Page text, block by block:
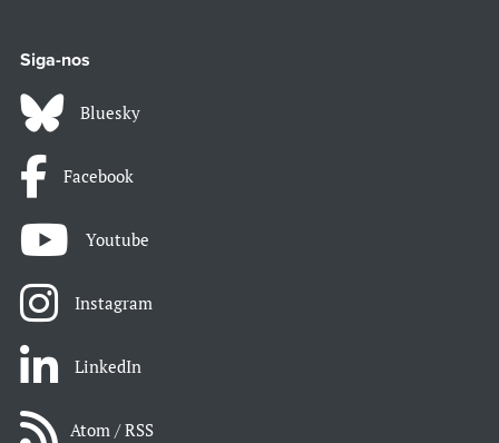
Siga-nos
Bluesky
Facebook
Youtube
Instagram
LinkedIn
Atom / RSS